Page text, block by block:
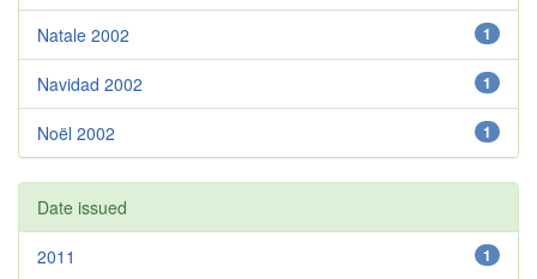
1
Natale 2002
1
Navidad 2002
1
Noël 2002
Date issued
1
2011